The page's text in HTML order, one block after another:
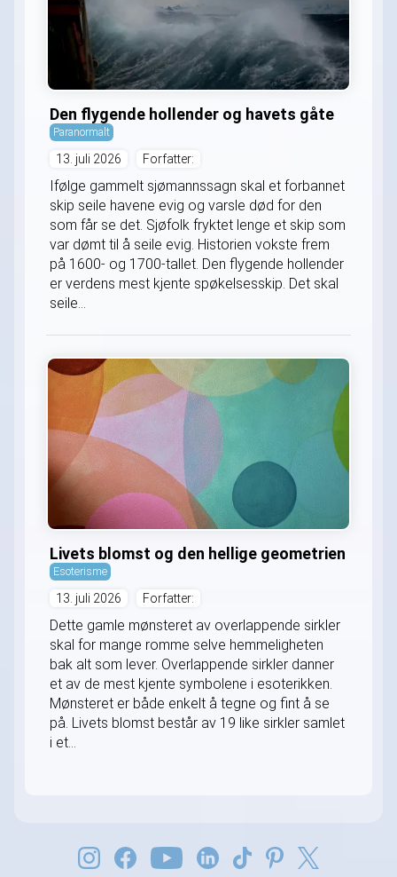
Den flygende hollender og havets gåte
Paranormalt
13. juli 2026 Forfatter:
Ifølge gammelt sjømannssagn skal et forbannet
skip seile havene evig og varsle død for den
som får se det. Sjøfolk fryktet lenge et skip som
var dømt til å seile evig. Historien vokste frem
på 1600- og 1700-tallet. Den flygende hollender
er verdens mest kjente spøkelsesskip. Det skal
seile...
Livets blomst og den hellige geometrien
Esoterisme
13. juli 2026 Forfatter:
Dette gamle mønsteret av overlappende sirkler
skal for mange romme selve hemmeligheten
bak alt som lever. Overlappende sirkler danner
et av de mest kjente symbolene i esoterikken.
Mønsteret er både enkelt å tegne og fint å se
på. Livets blomst består av 19 like sirkler samlet
i et...